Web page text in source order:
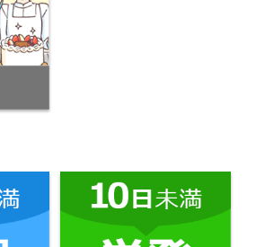
井
ニナルを送りました。
スタッフィング 東海ユニット
クキャスト
キニナルを送りました。